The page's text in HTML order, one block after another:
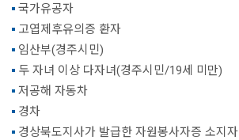
국가유공자
고엽제후유의증 환자
임산부(경주시민)
두 자녀 이상 다자녀(경주시민/19세 미만)
저공해 자동차
경차
경상북도지사가 발급한 자원봉사자증 소지자